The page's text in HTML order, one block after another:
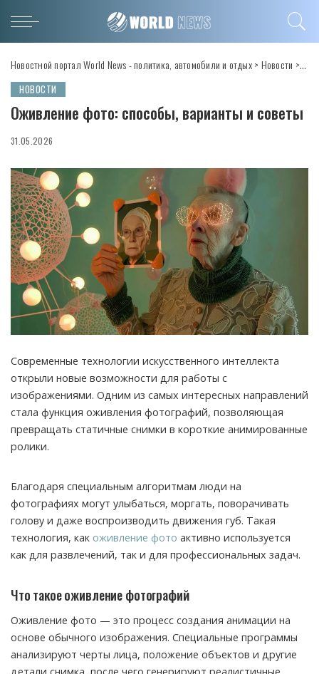
Новостной портал World News - политика, автомобили и отдых> Новости >
НОВОСТИ
Оживление фото: способы, варианты и советы
31.05.2026
Современные технологии искусственного интеллекта
открыли новые возможности для работы с
изображениями. Одним из самых интересных направлений
стала функция оживления фотографий, позволяющая
превращать статичные снимки в короткие анимированные
ролики.
Благодаря специальным алгоритмам люди на
фотографиях могут улыбаться, моргать, поворачивать
голову и даже воспроизводить движения губ. Такая
технология, как оживление фото активно используется
как для развлечений, так и для профессиональных задач.
Что такое оживление фотографий
Оживление фото — это процесс создания анимации на
основе обычного изображения. Специальные программы
анализируют черты лица, положение объектов и другие